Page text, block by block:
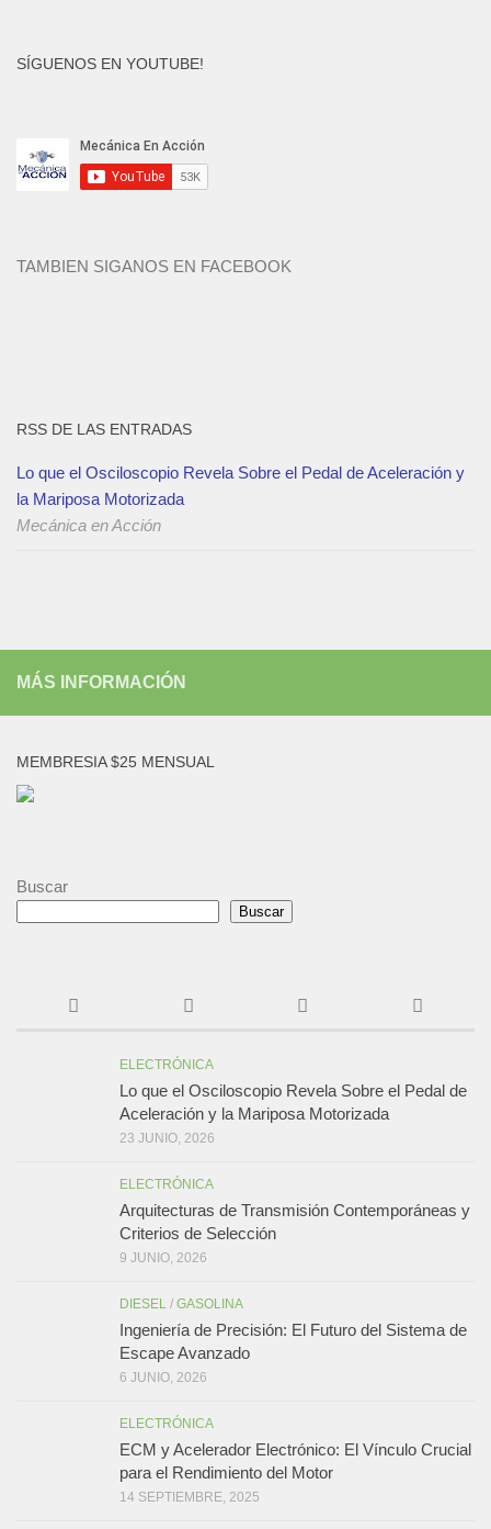
SÍGUENOS EN YOUTUBE!
TAMBIEN SIGANOS EN FACEBOOK
RSS DE LAS ENTRADAS
Lo que el Osciloscopio Revela Sobre el Pedal de Aceleración y
la Mariposa Motorizada
Mecánica en Acción
MÁS INFORMACIÓN
MEMBRESIA $25 MENSUAL
Buscar
Buscar
ELECTRÓNICA
Lo que el Osciloscopio Revela Sobre el Pedal de
Aceleración y la Mariposa Motorizada
23 JUNIO, 2026
ELECTRÓNICA
Arquitecturas de Transmisión Contemporáneas y
Criterios de Selección
9 JUNIO, 2026
DIESEL / GASOLINA
Ingeniería de Precisión: El Futuro del Sistema de
Escape Avanzado
6 JUNIO, 2026
ELECTRÓNICA
ECM y Acelerador Electrónico: El Vínculo Crucial
para el Rendimiento del Motor
14 SEPTIEMBRE, 2025